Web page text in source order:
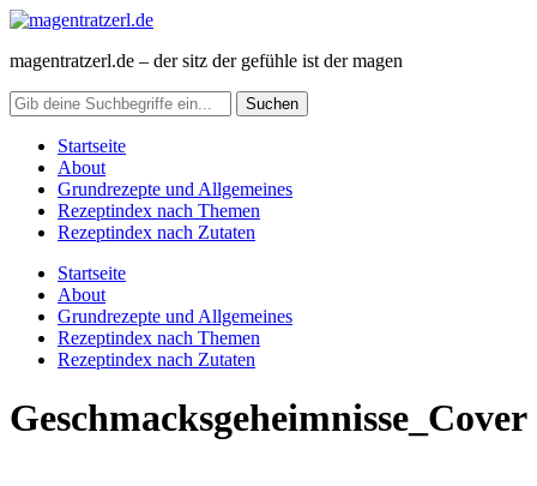
magentratzerl.de – der sitz der gefühle ist der magen
Startseite
About
Grundrezepte und Allgemeines
Rezeptindex nach Themen
Rezeptindex nach Zutaten
Startseite
About
Grundrezepte und Allgemeines
Rezeptindex nach Themen
Rezeptindex nach Zutaten
Geschmacksgeheimnisse_Cover